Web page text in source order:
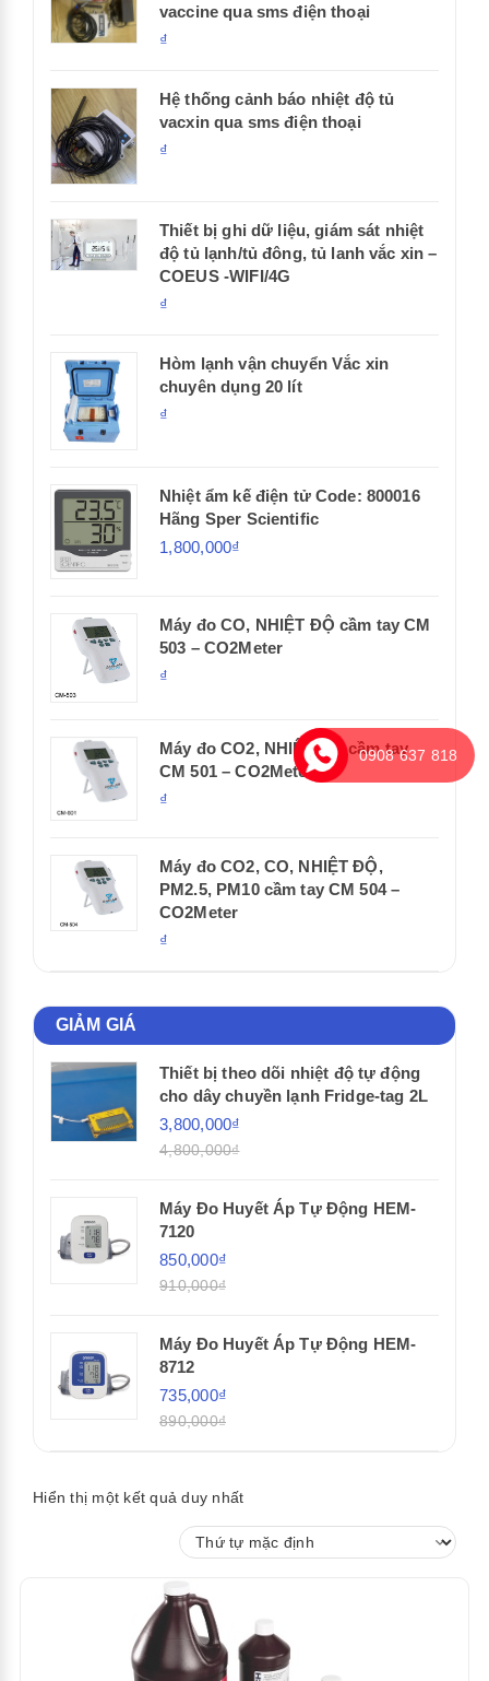
vaccine qua sms điện thoại
₫
Hệ thống cảnh báo nhiệt độ tủ
vacxin qua sms điện thoại
₫
Thiết bị ghi dữ liệu, giám sát nhiệt
độ tủ lạnh/tủ đông, tủ lanh vắc xin –
COEUS -WIFI/4G
₫
Hòm lạnh vận chuyển Vắc xin
chuyên dụng 20 lít
₫
Nhiệt ẩm kế điện tử Code: 800016
Hãng Sper Scientific
1,800,000₫
Máy đo CO, NHIỆT ĐỘ cầm tay CM
503 – CO2Meter
₫
Máy đo CO2, NHIỆT ĐỘ cầm tay
CM 501 – CO2Meter
₫
Máy đo CO2, CO, NHIỆT ĐỘ,
PM2.5, PM10 cầm tay CM 504 –
CO2Meter
₫
GIẢM GIÁ
Thiết bị theo dõi nhiệt độ tự động
cho dây chuyền lạnh Fridge-tag 2L
3,800,000₫
4,800,000₫
Máy Đo Huyết Áp Tự Động HEM-
7120
850,000₫
910,000₫
Máy Đo Huyết Áp Tự Động HEM-
8712
735,000₫
890,000₫
Hiển thị một kết quả duy nhất
0908 637 818